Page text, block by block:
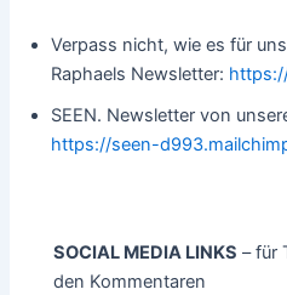
Verpass nicht, wie es für
Raphaels Newsletter:
SEEN. Newsletter von
https://seen-
SOCIAL MEDIA LINKS – für
den Kommentaren